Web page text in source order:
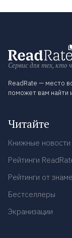
Сервис для тех, кто
ReadRate — место
поможет вам найти
Читайте
Книжные новости
Рейтинги
Рейтинги от
Бестселлеры
Экранизации